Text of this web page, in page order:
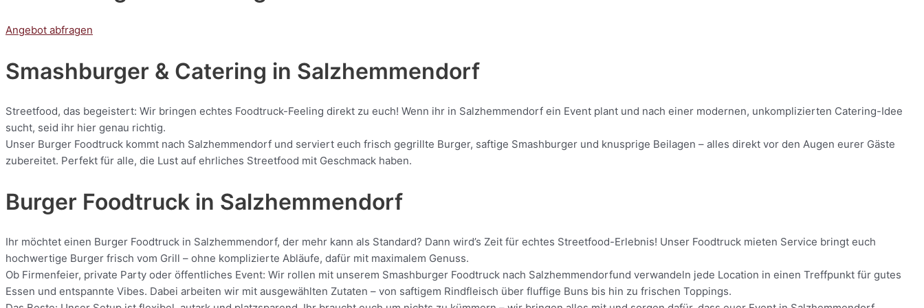
Angebot abfragen
Smashburger & Catering in Salzhemmendorf
Streetfood, das begeistert: Wir bringen echtes Foodtruck-Feeling direkt zu euch! Wenn ihr in Salzhemmendorf ein Event plant und nach einer modernen, unkomplizierten Catering-Idee
sucht, seid ihr hier genau richtig.
Unser Burger Foodtruck kommt nach Salzhemmendorf und serviert euch frisch gegrillte Burger, saftige Smashburger und knusprige Beilagen – alles direkt vor den Augen eurer Gäste
zubereitet. Perfekt für alle, die Lust auf ehrliches Streetfood mit Geschmack haben.
Burger Foodtruck in Salzhemmendorf
Ihr möchtet einen Burger Foodtruck in Salzhemmendorf, der mehr kann als Standard? Dann wird’s Zeit für echtes Streetfood-Erlebnis! Unser Foodtruck mieten Service bringt euch
hochwertige Burger frisch vom Grill – ohne komplizierte Abläufe, dafür mit maximalem Genuss.
Ob Firmenfeier, private Party oder öffentliches Event: Wir rollen mit unserem Smashburger Foodtruck nach Salzhemmendorfund verwandeln jede Location in einen Treffpunkt für gutes
Essen und entspannte Vibes. Dabei arbeiten wir mit ausgewählten Zutaten – von saftigem Rindfleisch über fluffige Buns bis hin zu frischen Toppings.